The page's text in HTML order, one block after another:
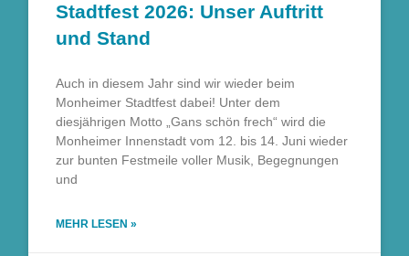
Stadtfest 2026: Unser Auftritt
und Stand
Auch in diesem Jahr sind wir wieder beim
Monheimer Stadtfest dabei! Unter dem
diesjährigen Motto „Gans schön frech“ wird die
Monheimer Innenstadt vom 12. bis 14. Juni wieder
zur bunten Festmeile voller Musik, Begegnungen
und
MEHR LESEN »